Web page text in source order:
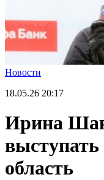
Новости
18.05.26 20:17
Ирина
область